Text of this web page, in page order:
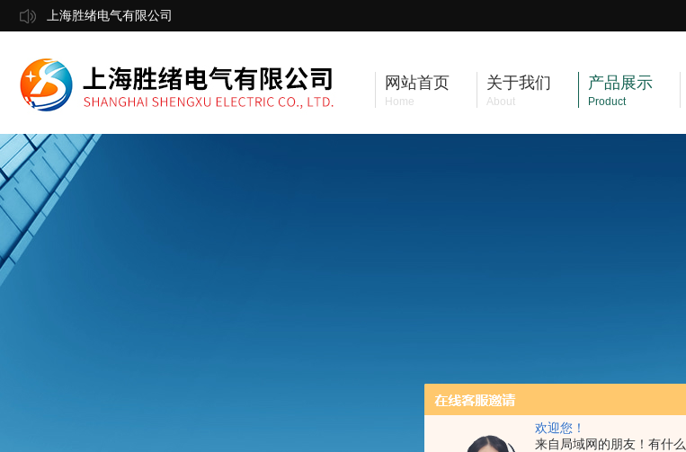
欢迎您！
来自局域网的朋友！有什
上海胜绪电气有限公司
网站首页
Home
关于我们
About
产品展示
Product